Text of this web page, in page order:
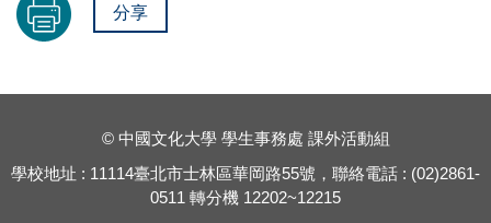
分享
© 中國文化大學 學生事務處 課外活動組
學校地址 : 11114臺北市士林區華岡路55號，聯絡電話 : (02)2861-
0511 轉分機 12202~12215